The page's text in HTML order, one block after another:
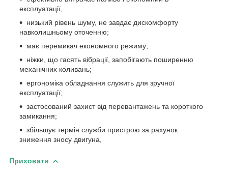
експлуатації,
низький рівень шуму, не завдає дискомфорту
навколишньому оточенню;
має перемикач економного режиму;
ніжки, що гасять вібрації, запобігають поширенню
механічних коливань;
ергономіка обладнання служить для зручної
експлуатації;
застосований захист від перевантажень та короткого
замикання;
збільшує термін служби пристрою за рахунок
зниження зносу двигуна,
Приховати